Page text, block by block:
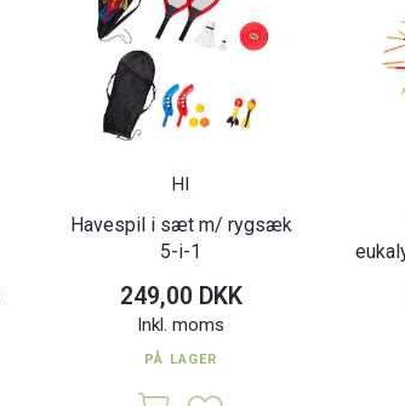
HI
Havespil i sæt m/ rygsæk
5-i-1
249,00 DKK
Inkl. moms
PÅ LAGER